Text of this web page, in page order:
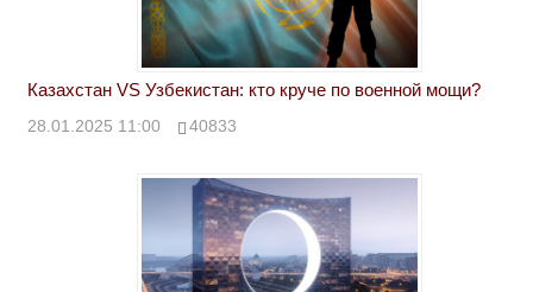
Казахстан VS Узбекистан: кто круче по военной мощи?
28.01.2025 11:00 40833